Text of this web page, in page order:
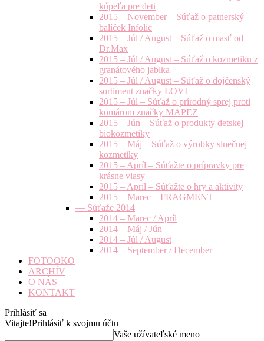
kúpeľa pre deti
2015 – November – Súťaž o patnerský
balíček Infolic
2015 – Júl / August – Súťaž o masť od
Dr.Max
2015 – Júl / August – Súťaž o kozmetiku z
granátového jablka
2015 – Júl / August – Súťaž o dojčenský
sortiment značky LOVI
2015 – Júl – Súťaž o prírodný sprej proti
komárom značky MAPEZ
2015 – Jún – Súťaž o produkty detskej
biokozmetiky
2015 – Máj – Súťaž o výrobky slnečnej
kozmetiky
2015 – Apríl – Súťažte o prípravky pre
krásne vlasy
2015 – Apríl – Súťažte o hry a aktivity
2015 – Marec – FRAGMENT
— Súťaže 2014
2014 – Marec / Apríl
2014 – Máj / Jún
2014 – Júl / August
2014 – September / December
FOTOOKO
ARCHÍV
O NÁS
KONTAKT
Prihlásiť sa
Vitajte!Prihlásiť k svojmu účtu
Vaše užívateľské meno